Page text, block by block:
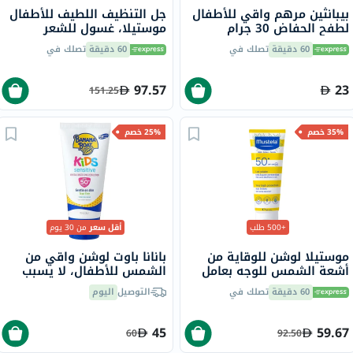
بيبانثين مرهم واقي للأطفال
لطفح الحفاض 30 جرام
60 دقيقة تصلك في
23
جل التنظيف اللطيف للأطفال
موستيلا، غسول للشعر
والجسم - 500 مل × 2
60 دقيقة تصلك في
97.57
151.25
35% خصم
+500 طلب
موستيلا لوشن للوقاية من
أشعة الشمس للوجه بعامل
حماية +50 للأطفال مقاوم
للماء 40 مل 60 دقيقة تصلك في
59.67
92.50
25% خصم
أقل سعرمن 30 يوم
بانانا باوت لوشن واقي من
الشمس للأطفال، لا يسبب
الدموع، بقاعدة معدنية، بعامل
التوصيل اليوم
45
60